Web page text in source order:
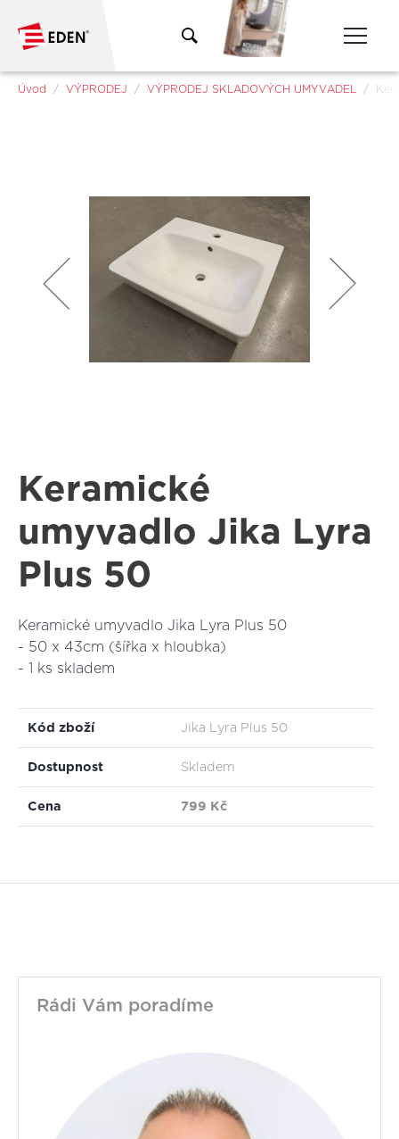
Jsi tady:
Úvod VÝPRODEJ VÝPRODEJ SKLADOVÝCH UMYVADEL
Keramické
umyvadlo Jika Lyra
Plus 50
Keramické umyvadlo Jika Lyra Plus 50
- 50 x 43cm (šířka x hloubka)
- 1 ks skladem
Kód zboží Jika Lyra Plus 50
Dostupnost Skladem
Cena 799 Kč
Rádi Vám poradíme